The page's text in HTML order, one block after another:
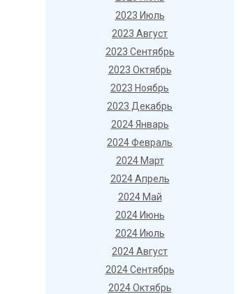
2023 Июль
2023 Август
2023 Сентябрь
2023 Октябрь
2023 Ноябрь
2023 Декабрь
2024 Январь
2024 Февраль
2024 Март
2024 Апрель
2024 Май
2024 Июнь
2024 Июль
2024 Август
2024 Сентябрь
2024 Октябрь